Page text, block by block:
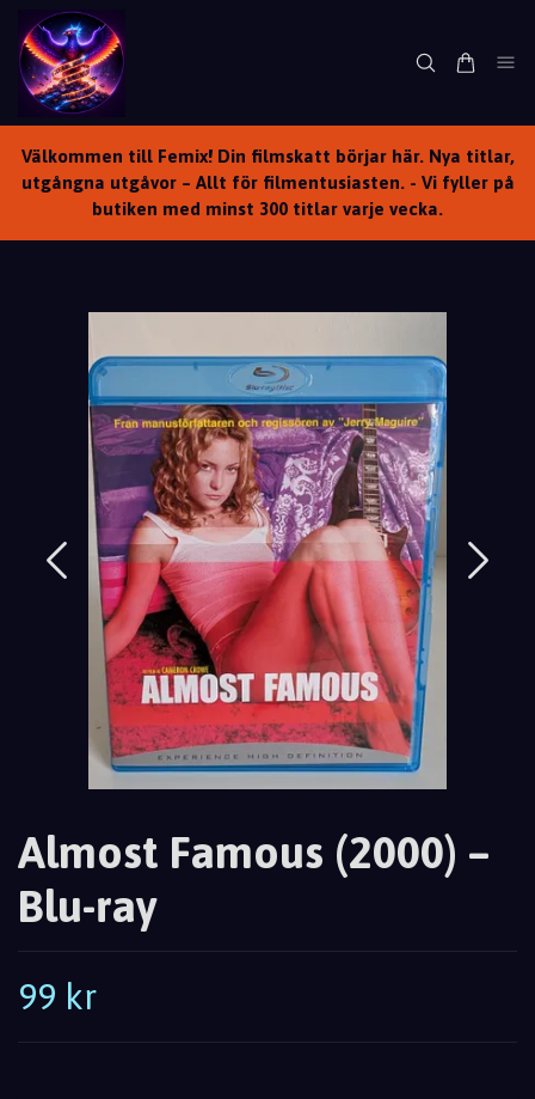
Välkommen till Femix! Din filmskatt börjar här. Nya titlar,
utgångna utgåvor – Allt för filmentusiasten. - Vi fyller på
butiken med minst 300 titlar varje vecka.
Almost Famous (2000) –
Blu-ray
99 kr